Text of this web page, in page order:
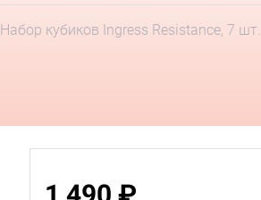
Набор кубиков Ingress Resistance, 7 шт.
1 490 ₽